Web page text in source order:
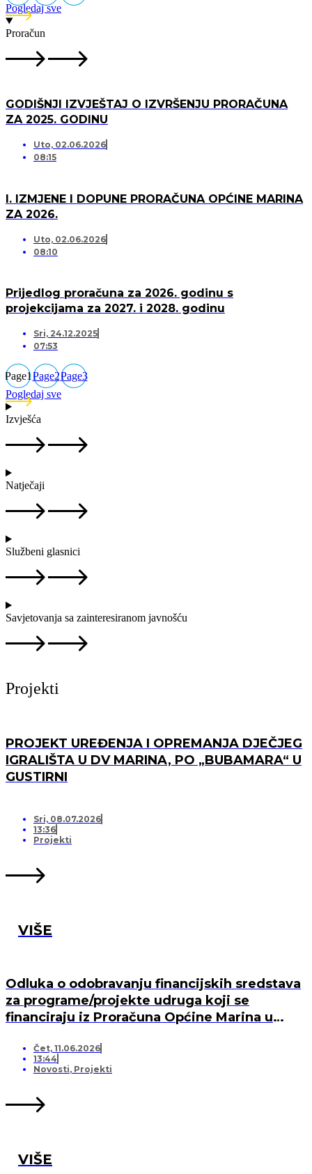
Pogledaj sve
Proračun
GODIŠNJI IZVJEŠTAJ O IZVRŠENJU PRORAČUNA
ZA 2025. GODINU
Uto, 02.06.2026
08:15
I. IZMJENE I DOPUNE PRORAČUNA OPĆINE MARINA
ZA 2026.
Uto, 02.06.2026
08:10
Prijedlog proračuna za 2026. godinu s
projekcijama za 2027. i 2028. godinu
Sri, 24.12.2025
07:53
Page1Page2Page3
Pogledaj sve
Izvješća
Natječaji
Službeni glasnici
Savjetovanja sa zainteresiranom javnošću
Projekti
PROJEKT UREĐENJA I OPREMANJA DJEČJEG
IGRALIŠTA U DV MARINA, PO „BUBAMARA“ U
GUSTIRNI
Sri, 08.07.2026
13:36
Projekti
VIŠE
Odluka o odobravanju financijskih sredstava
za programe/projekte udruga koji se
financiraju iz Proračuna Općine Marina u
Čet, 11.06.2026
13:44
Novosti, Projekti
VIŠE